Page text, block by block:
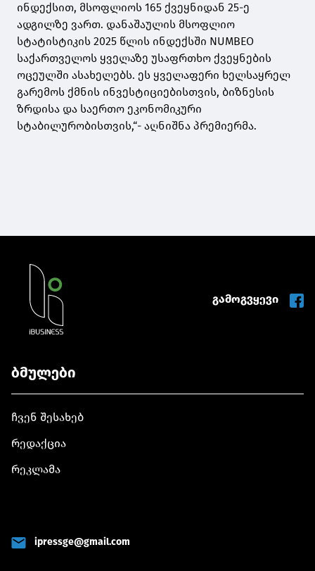
ინდექსით, მსოფლიოს 165 ქვეყნიდან 25-ე
ადგილზე ვართ. დანაშაულის მსოფლიო
სტატისტიკის 2025 წლის ინდექსში NUMBEO
საქართველოს ყველაზე უსაფრთხო ქვეყნების
ოცეულში ასახელებს. ეს ყველაფერი ხელსაყრელ
გარემოს ქმნის ინვესტიციებისთვის, ბიზნესის
ზრდისა და საერთო ეკონომიკური
სტაბილურობისთვის,“- აღნიშნა პრემიერმა.
გამოგვყევი
ბმულები
ჩვენ შესახებ
რედაქცია
რეკლამა
ipressge@gmail.com